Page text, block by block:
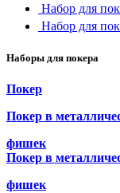
Набор для
Набор для
Наборы для покера
Покер
Покер в
фишек
Покер в
фишек